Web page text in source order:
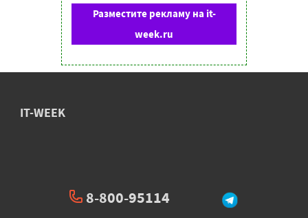
Разместите рекламу на it-
week.ru
IT-WEEK
8-800-95114